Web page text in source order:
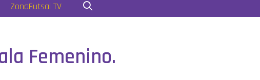
ZonaFutsal TV
Femenino.